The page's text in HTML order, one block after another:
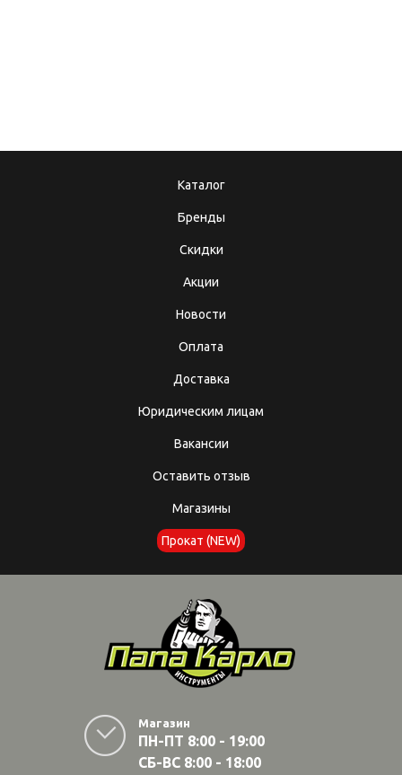
Каталог
Бренды
Скидки
Акции
Новости
Оплата
Доставка
Юридическим лицам
Вакансии
Оставить отзыв
Магазины
Прокат (NEW)
Магазин
ПН-ПТ 8:00 - 19:00
СБ-ВС 8:00 - 18:00